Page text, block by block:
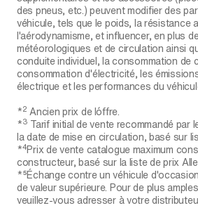
des pneus, etc.) peuvent modifier des
véhicule, tels que le poids, la résistance
l'aérodynamisme, et influencer, en plus
météorologiques et de circulation ainsi
conduite individuel, la consommation de
consommation d'électricité, les
électrique et les performances du
*2 Ancien prix de l´offre.
*3 Tarif initial de vente recommandé par
la date de mise en circulation, basé sur
*4Prix de vente catalogue maximum
constructeur, basé sur la liste de prix
*⁵Échange contre un véhicule
de valeur supérieure. Pour de plus
veuillez-vous adresser à votre